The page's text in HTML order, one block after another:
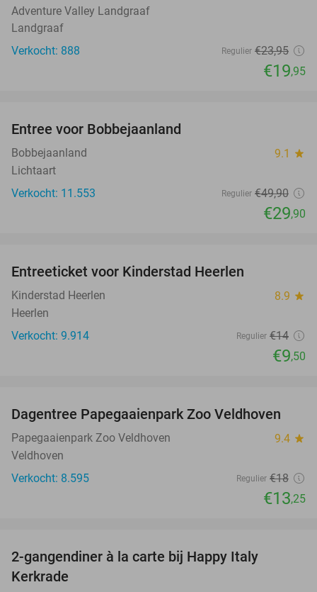
Adventure Valley Landgraaf
Landgraaf
Verkocht: 888
Regulier €23,95
€19,95
Entree voor Bobbejaanland
Bobbejaanland 9.1 star
Lichtaart
Verkocht: 11.553
Regulier €49,90
€29,90
Entreeticket voor Kinderstad Heerlen
Kinderstad Heerlen 8.9 star
Heerlen
Verkocht: 9.914
Regulier €14
€9,50
26%
Dagentree Papegaaienpark Zoo Veldhoven
Papegaaienpark Zoo Veldhoven 9.4 star
Veldhoven
Verkocht: 8.595
Regulier €18
€13,25
2-gangendiner à la carte bij Happy Italy
Kerkrade